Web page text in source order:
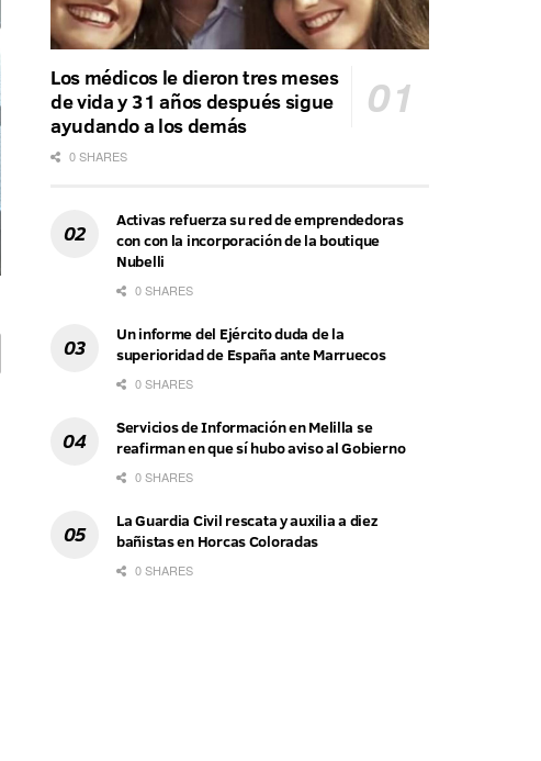
Los médicos le dieron tres meses
de vida y 31 años después sigue
ayudando a los demás
0 SHARES
Activas refuerza su red de emprendedoras
con con la incorporación de la boutique
Nubelli
0 SHARES
Un informe del Ejército duda de la
superioridad de España ante Marruecos
0 SHARES
Servicios de Información en Melilla se
reafirman en que sí hubo aviso al Gobierno
0 SHARES
La Guardia Civil rescata y auxilia a diez
bañistas en Horcas Coloradas
0 SHARES